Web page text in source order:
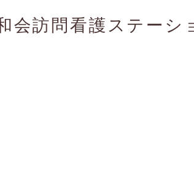
会訪問看護ステーシ